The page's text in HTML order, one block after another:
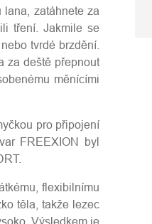
lana, zatáhnete za
tření. Jakmile se
tvrdé brzdění.
za deště přepnout
měnícími
pro připojení
FREEXION byl
flexibilnímu
těla, takže lezec
Výsledkem je